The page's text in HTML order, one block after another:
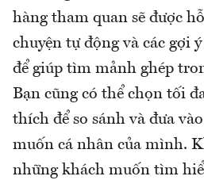
hàng tham quan sẽ được
chuyện tự động và các gợi
để giúp tìm mảnh ghép
Bạn cũng có thể chọn tối
thích để so sánh và đưa
muốn cá nhân của mình.
những khách muốn tìm